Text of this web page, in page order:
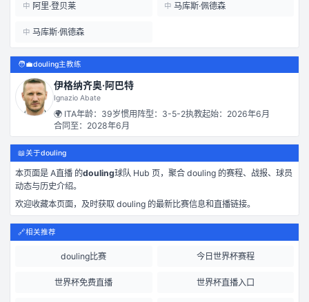
中 阿里·登贝莱 中 马库斯·佩德森
中 马库斯·佩德森
🧑‍💼douling主教练
伊格纳齐奥·阿巴特
Ignazio Abate
🌍 ITA年龄： 39岁惯用阵型： 3-5-2执教起始： 2026年6月
合同至： 2028年6月
📖关于douling
本页面是 A直播 的douling球队 Hub 页，聚合 douling 的赛程、战报、球员
动态与历史介绍。
欢迎收藏本页面，及时获取 douling 的最新比赛信息和直播链接。
🔗相关推荐
douling比赛 今日世界杯赛程
世界杯免费直播 世界杯直播入口